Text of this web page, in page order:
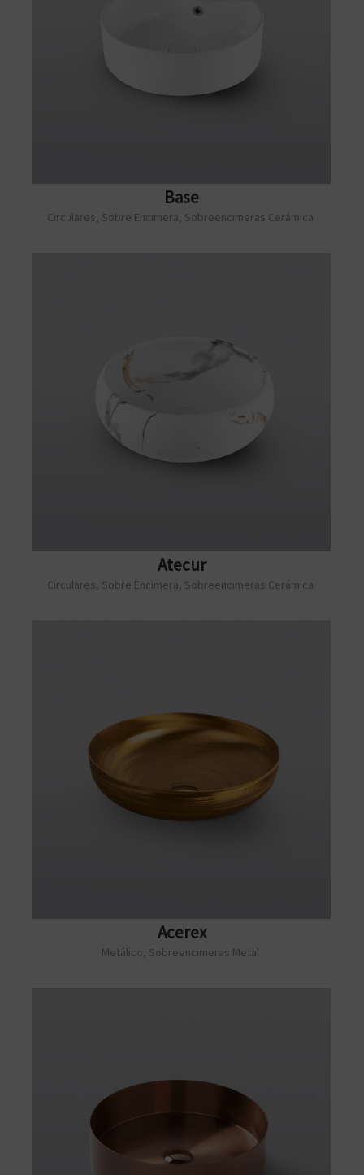
Base
Circulares, Sobre Encimera, Sobreencimeras Cerámica
Atecur
Circulares, Sobre Encimera, Sobreencimeras Cerámica
Acerex
Metálico, Sobreencimeras Metal